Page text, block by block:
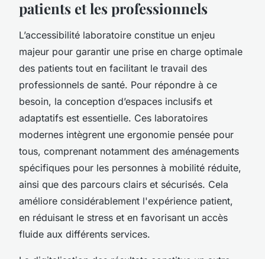
patients et les professionnels
L’accessibilité laboratoire constitue un enjeu
majeur pour garantir une prise en charge optimale
des patients tout en facilitant le travail des
professionnels de santé. Pour répondre à ce
besoin, la conception d’espaces inclusifs et
adaptatifs est essentielle. Ces laboratoires
modernes intègrent une ergonomie pensée pour
tous, comprenant notamment des aménagements
spécifiques pour les personnes à mobilité réduite,
ainsi que des parcours clairs et sécurisés. Cela
améliore considérablement l'expérience patient,
en réduisant le stress et en favorisant un accès
fluide aux différents services.